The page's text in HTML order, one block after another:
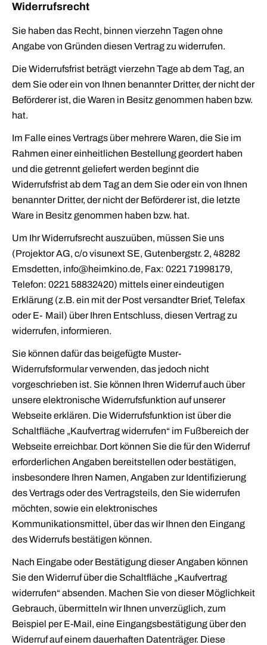
Widerrufsrecht
Sie haben das Recht, binnen vierzehn Tagen ohne
Angabe von Gründen diesen Vertrag zu widerrufen.
Die Widerrufsfrist beträgt vierzehn Tage ab dem Tag, an
dem Sie oder ein von Ihnen benannter Dritter, der nicht der
Beförderer ist, die Waren in Besitz genommen haben bzw.
hat.
Im Falle eines Vertrags über mehrere Waren, die Sie im
Rahmen einer einheitlichen Bestellung geordert haben
und die getrennt geliefert werden beginnt die
Widerrufsfrist ab dem Tag an dem Sie oder ein von Ihnen
benannter Dritter, der nicht der Beförderer ist, die letzte
Ware in Besitz genommen haben bzw. hat.
Um Ihr Widerrufsrecht auszuüben, müssen Sie uns
(Projektor AG, c/o visunext SE, Gutenbergstr. 2, 48282
Emsdetten, info@heimkino.de, Fax: 0221 71998179,
Telefon: 0221 58832420) mittels einer eindeutigen
Erklärung (z.B. ein mit der Post versandter Brief, Telefax
oder E‐Mail) über Ihren Entschluss, diesen Vertrag zu
widerrufen, informieren.
Sie können dafür das beigefügte Muster-
Widerrufsformular verwenden, das jedoch nicht
vorgeschrieben ist. Sie können Ihren Widerruf auch über
unsere elektronische Widerrufsfunktion auf unserer
Webseite erklären. Die Widerrufsfunktion ist über die
Schaltfläche „Kaufvertrag widerrufen“ im Fußbereich der
Webseite erreichbar. Dort können Sie die für den Widerruf
erforderlichen Angaben bereitstellen oder bestätigen,
insbesondere Ihren Namen, Angaben zur Identifizierung
des Vertrags oder des Vertragsteils, den Sie widerrufen
möchten, sowie ein elektronisches
Kommunikationsmittel, über das wir Ihnen den Eingang
des Widerrufs bestätigen können.
Nach Eingabe oder Bestätigung dieser Angaben können
Sie den Widerruf über die Schaltfläche „Kaufvertrag
widerrufen“ absenden. Machen Sie von dieser Möglichkeit
Gebrauch, übermitteln wir Ihnen unverzüglich, zum
Beispiel per E-Mail, eine Eingangsbestätigung über den
Widerruf auf einem dauerhaften Datenträger. Diese